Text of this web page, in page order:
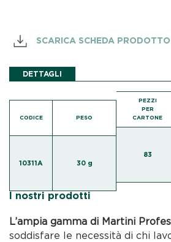
SCARICA SCHEDA PRODOTTO
DETTAGLI
CODICE PESO
10311A 30 g
PEZZI
PER
CARTONE
83
I nostri prodotti
L’ampia gamma di Martini
soddisfare le necessità di chi